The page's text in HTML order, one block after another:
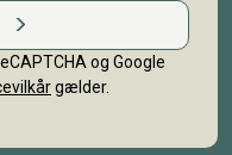
og Google
gælder.